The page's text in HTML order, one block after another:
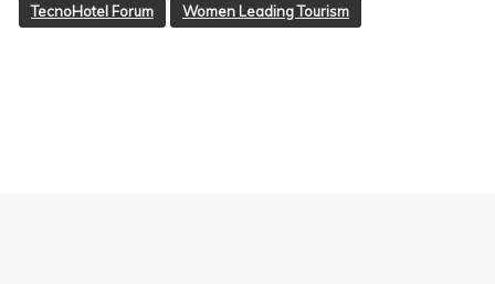
TecnoHotel Forum Women Leading Tourism